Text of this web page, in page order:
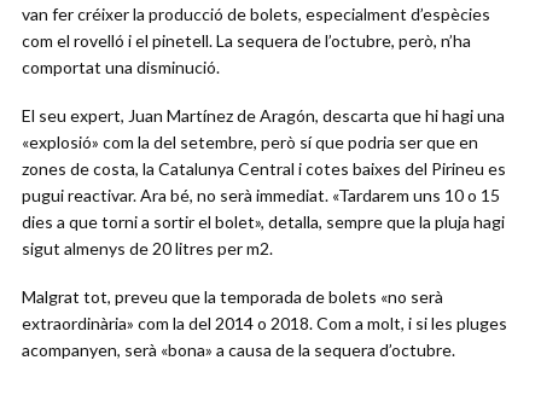
van fer créixer la producció de bolets, especialment d’espècies
com el rovelló i el pinetell. La sequera de l’octubre, però, n’ha
comportat una disminució.
El seu expert, Juan Martínez de Aragón, descarta que hi hagi una
«explosió» com la del setembre, però sí que podria ser que en
zones de costa, la Catalunya Central i cotes baixes del Pirineu es
pugui reactivar. Ara bé, no serà immediat. «Tardarem uns 10 o 15
dies a que torni a sortir el bolet», detalla, sempre que la pluja hagi
sigut almenys de 20 litres per m2.
Malgrat tot, preveu que la temporada de bolets «no serà
extraordinària» com la del 2014 o 2018. Com a molt, i si les pluges
acompanyen, serà «bona» a causa de la sequera d’octubre.